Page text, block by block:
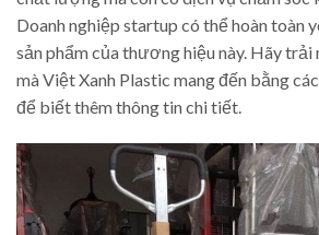
Doanh nghiệp startup có thể hoàn toàn
sản phẩm của thương hiệu này. Hãy
mà Việt Xanh Plastic mang đến bằng
để biết thêm thông tin chi tiết.